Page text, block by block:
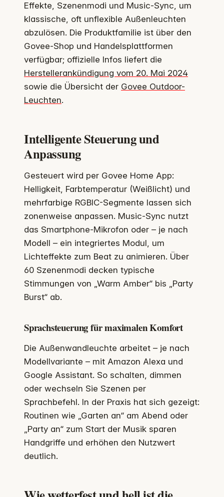
Effekte, Szenenmodi und Music-Sync, um
klassische, oft unflexible Außenleuchten
abzulösen. Die Produktfamilie ist über den
Govee-Shop und Handelsplattformen
verfügbar; offizielle Infos liefert die
Herstellerankündigung vom 20. Mai 2024
sowie die Übersicht der Govee Outdoor-
Leuchten.
Intelligente Steuerung und
Anpassung
Gesteuert wird per Govee Home App:
Helligkeit, Farbtemperatur (Weißlicht) und
mehrfarbige RGBIC-Segmente lassen sich
zonenweise anpassen. Music-Sync nutzt
das Smartphone-Mikrofon oder – je nach
Modell – ein integriertes Modul, um
Lichteffekte zum Beat zu animieren. Über
60 Szenenmodi decken typische
Stimmungen von „Warm Amber“ bis „Party
Burst“ ab.
Sprachsteuerung für maximalen Komfort
Die Außenwandleuchte arbeitet – je nach
Modellvariante – mit Amazon Alexa und
Google Assistant. So schalten, dimmen
oder wechseln Sie Szenen per
Sprachbefehl. In der Praxis hat sich gezeigt:
Routinen wie „Garten an“ am Abend oder
„Party an“ zum Start der Musik sparen
Handgriffe und erhöhen den Nutzwert
deutlich.